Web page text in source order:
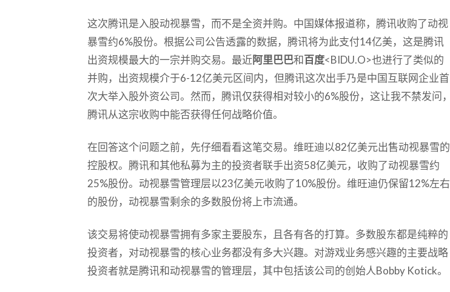
这次腾讯是入股动视暴雪，而不是全资并购。中国媒体报道称，腾讯收购了动视
暴雪约6%股份。根据公司公告透露的数据，腾讯将为此支付14亿美，这是腾讯
出资规模最大的一宗并购交易。最近阿里巴巴和百度<BIDU.O>也进行了类似的
并购，出资规模介于6-12亿美元区间内，但腾讯这次出手乃是中国互联网企业首
次大举入股外资公司。然而，腾讯仅获得相对较小的6%股份，这让我不禁发问，
腾讯从这宗收购中能否获得任何战略价值。
在回答这个问题之前，先仔细看看这笔交易。维旺迪以82亿美元出售动视暴雪的
控股权。腾讯和其他私募为主的投资者联手出资58亿美元，收购了动视暴雪约
25%股份。动视暴雪管理层以23亿美元收购了10%股份。维旺迪仍保留12%左右
的股份，动视暴雪剩余的多数股份将上市流通。
该交易将使动视暴雪拥有多家主要股东，且各有各的打算。多数股东都是纯粹的
投资者，对动视暴雪的核心业务都没有多大兴趣。对游戏业务感兴趣的主要战略
投资者就是腾讯和动视暴雪的管理层，其中包括该公司的创始人Bobby Kotick。